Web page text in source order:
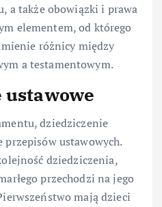
a także obowiązki i prawa
elementem, od którego
różnicy między
a testamentowym.
ustawowe
dziedziczenie
przepisów ustawowych.
dziedziczenia,
przechodzi na jego
mają dzieci